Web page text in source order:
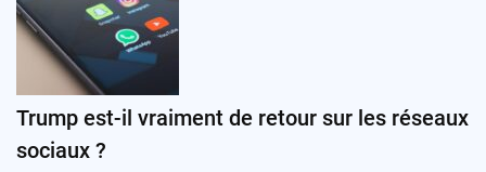
Trump est-il vraiment de retour sur les réseaux
sociaux ?